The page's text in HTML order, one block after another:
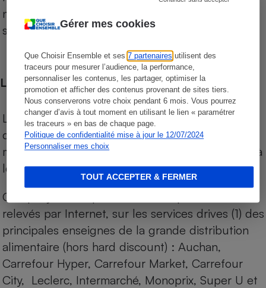
Gérer mes cookies
Que Choisir Ensemble et ses7 partenaires utilisent des
traceurs pour mesurer l’audience, la performance,
personnaliser les contenus, les partager, optimiser la
promotion et afficher des contenus provenant de sites tiers.
Nous conserverons votre choix pendant 6 mois. Vous pourrez
changer d’avis à tout moment en utilisant le lien « paramétrer
les traceurs » en bas de chaque page.
Politique de confidentialité mise à jour le 12/07/2024
Personnaliser mes choix
TOUT ACCEPTER & FERMER
niveau de prix des supermarchés, géolocalisés
sur le territoire français.
Les comparaisons de prix
Les comparaisons sont réalisées sur l’ensemble
des produits des magasins. Les produits de
marques de distributeurs (MDD) sont comparés à
leurs équivalents chez leurs concurrents.
Chaque jour, les prix de tous les produits sont
relevés par Internet, sur les services drives (1) des
principales enseignes de la grande distribution
alimentaire (hors hard discount) : Auchan,
Carrefour Hyper, Carrefour Market, Carrefour
City, Leclerc, Intermarché, Monoprix, Super U et